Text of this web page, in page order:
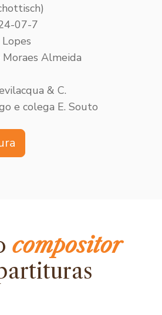
07-7
Moraes Almeida
& C.
e colega E. Souto
compositor